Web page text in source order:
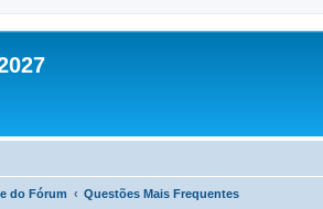
do Fórum Questões Mais Frequentes